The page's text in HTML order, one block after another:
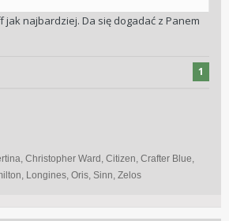
jak najbardziej. Da się dogadać z Panem
1
Christopher Ward, Citizen, Crafter Blue,
Longines, Oris, Sinn, Zelos